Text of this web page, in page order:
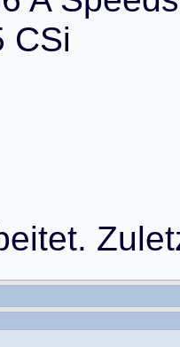
CSi
eitet. Zulet